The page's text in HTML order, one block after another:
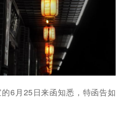
6月25日来函知悉，特函告如